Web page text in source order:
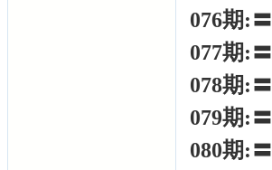
076期:〓
077期:〓
078期:〓
079期:〓
080期:〓